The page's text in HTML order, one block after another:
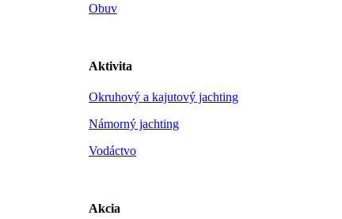
Obuv
Aktivita
Okruhový a kajutový jachting
Námorný jachting
Vodáctvo
Akcia